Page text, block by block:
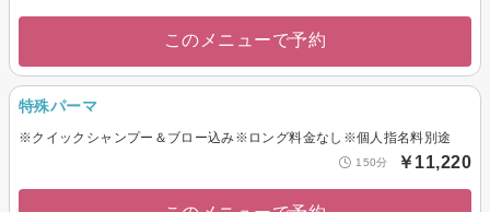
このメニューで予約
特殊パーマ
※クイックシャンプー＆ブロー込み※ロング料金なし※個人指名料別途
150分 ￥11,220